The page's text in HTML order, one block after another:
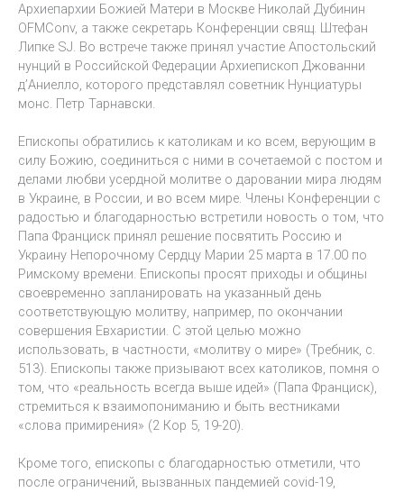
Архиепархии Божией Матери в Москве Николай Дубинин
OFMConv, а также секретарь Конференции свящ. Штефан
Липке SJ. Во встрече также принял участие Апостольский
нунций в Российской Федерации Архиепископ Джованни
д’Аниелло, которого представлял советник Нунциатуры
монс. Петр Тарнавски.
Епископы обратились к католикам и ко всем, верующим в
силу Божию, соединиться с ними в сочетаемой с постом и
делами любви усердной молитве о даровании мира людям
в Украине, в России, и во всем мире. Члены Конференции с
радостью и благодарностью встретили новость о том, что
Папа Франциск принял решение посвятить Россию и
Украину Непорочному Сердцу Марии 25 марта в 17.00 по
Римскому времени. Епископы просят приходы и общины
своевременно запланировать на указанный день
соответствующую молитву, например, по окончании
совершения Евхаристии. С этой целью можно
использовать, в частности, «молитву о мире» (Требник, с.
513). Епископы также призывают всех католиков, помня о
том, что «реальность всегда выше идей» (Папа Франциск),
стремиться к взаимопониманию и быть вестниками
«слова примирения» (2 Кор 5, 19-20).
Кроме того, епископы с благодарностью отметили, что
после ограничений, вызванных пандемией covid-19,